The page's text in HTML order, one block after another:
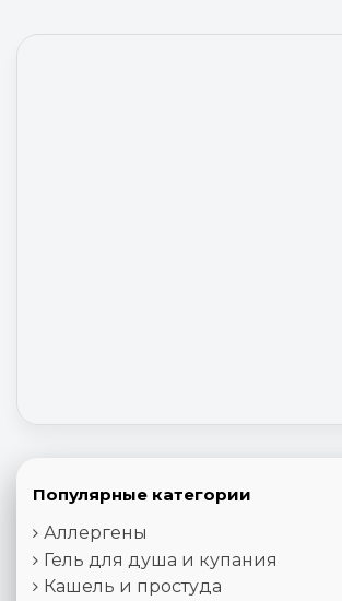
Популярные категории
Аллергены
Гель для душа и купания
Кашель и простуда